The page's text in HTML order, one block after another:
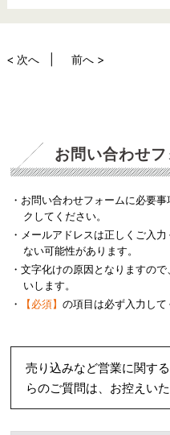
< 次へ 前へ >
お問い合わせ
・お問い合わせフォームに必要
クしてください。
・メールアドレスは正しくご入
ない可能性があります。
・文字化けの原因となりますの
いします。
・
【必須】の項目は必ず入力して
売り込みなど営業に関す
らのご質問は、お控えい